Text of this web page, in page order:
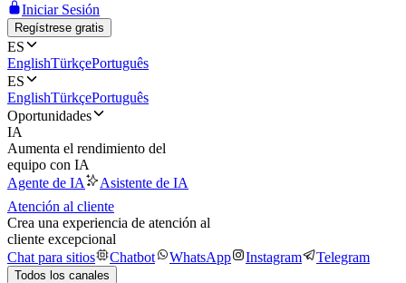
Iniciar Sesión
Regístrese gratis
ES
EnglishTürkçePortuguês
ES
EnglishTürkçePortuguês
Oportunidades
IA
Aumenta el rendimiento del
equipo con IA
Agente de IA
Asistente de IA
Atención al cliente
Crea una experiencia de atención al
cliente excepcional
Chat para sitios
Chatbot WhatsApp Instagram Telegram
Todos los canales